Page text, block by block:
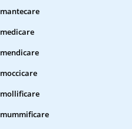
mantecare
medicare
mendicare
moccicare
mollificare
mummificare